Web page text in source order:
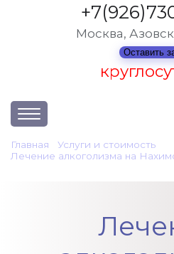
КонтактыМосква,
Оставить
Услуги и стоимость
Главная Услуги и стоимость
Лечение алкоголизма на